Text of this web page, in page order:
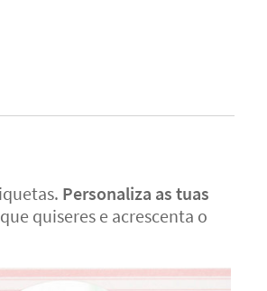
Personaliza as tuas
quiseres e acrescenta o